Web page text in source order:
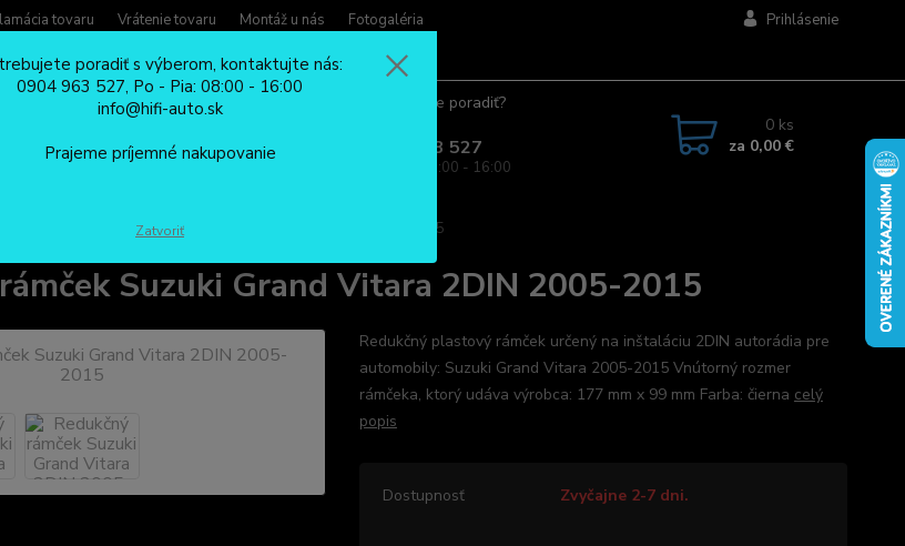
tovaru Vrátenie tovaru Montáž u nás
Fotogaléria
Prihlásenie
Potrebujete poradiť?
0904 963 527
Po - Pia: 08:00 - 16:00
0 ks
za 0,00 €
Redukčný rámček Suzuki Grand Vitara 2DIN 2005-2015
Suzuki Grand Vitara 2DIN 2005-2015
Redukčný plastový rámček určený na inštaláciu 2DIN autorádia pre
automobily: Suzuki Grand Vitara 2005-2015 Vnútorný rozmer
rámčeka, ktorý udáva výrobca: 177 mm x 99 mm Farba: čierna celý
popis
Dostupnosť Zvyčajne 2-7 dni.
poradiť s výberom, kontaktujte nás:
0904 963 527, Po - Pia: 08:00 - 16:00
info@hifi-auto.sk
Prajeme príjemné nakupovanie
Zatvoriť